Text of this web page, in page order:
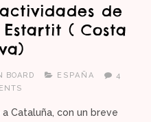
de
( Costa
BOARD ESPAÑA
4
Cataluña, con un breve